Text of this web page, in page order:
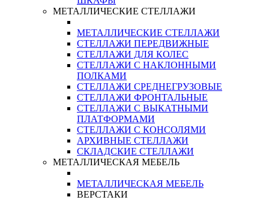
МЕТАЛЛИЧЕСКИЕ СТЕЛЛАЖИ
МЕТАЛЛИЧЕСКИЕ СТЕЛЛАЖИ
СТЕЛЛАЖИ ПЕРЕДВИЖНЫЕ
СТЕЛЛАЖИ ДЛЯ КОЛЕС
СТЕЛЛАЖИ С НАКЛОННЫМИ
ПОЛКАМИ
СТЕЛЛАЖИ СРЕДНЕГРУЗОВЫЕ
СТЕЛЛАЖИ ФРОНТАЛЬНЫЕ
СТЕЛЛАЖИ С ВЫКАТНЫМИ
ПЛАТФОРМАМИ
СТЕЛЛАЖИ С КОНСОЛЯМИ
АРХИВНЫЕ СТЕЛЛАЖИ
СКЛАДСКИЕ СТЕЛЛАЖИ
МЕТАЛЛИЧЕСКАЯ МЕБЕЛЬ
МЕТАЛЛИЧЕСКАЯ МЕБЕЛЬ
ВЕРСТАКИ